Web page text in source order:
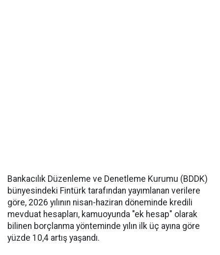
Bankacılık Düzenleme ve Denetleme Kurumu (BDDK)
bünyesindeki Fintürk tarafından yayımlanan verilere
göre, 2026 yılının nisan-haziran döneminde kredili
mevduat hesapları, kamuoyunda "ek hesap" olarak
bilinen borçlanma yönteminde yılın ilk üç ayına göre
yüzde 10,4 artış yaşandı.